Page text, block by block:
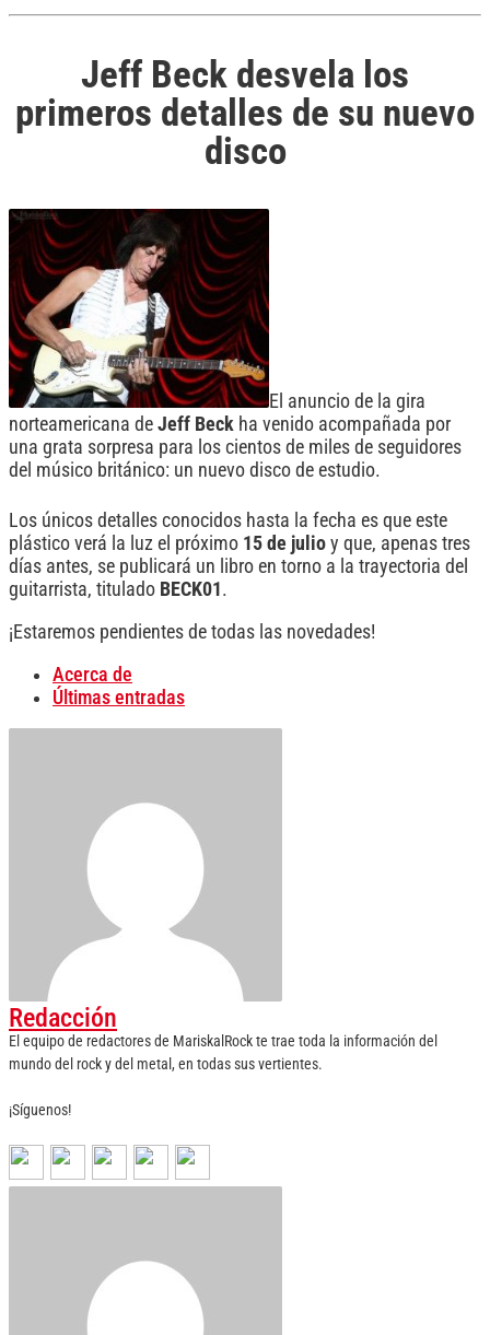
Jeff Beck desvela los
primeros detalles de su nuevo
disco
El anuncio de la gira
norteamericana de Jeff Beck ha venido acompañada por
una grata sorpresa para los cientos de miles de seguidores
del músico británico: un nuevo disco de estudio.
Los únicos detalles conocidos hasta la fecha es que este
plástico verá la luz el próximo 15 de julio y que, apenas tres
días antes, se publicará un libro en torno a la trayectoria del
guitarrista, titulado BECK01 .
¡Estaremos pendientes de todas las novedades!
Acerca de
Últimas entradas
Redacción
El equipo de redactores de MariskalRock te trae toda la información del
mundo del rock y del metal, en todas sus vertientes.
¡Síguenos!